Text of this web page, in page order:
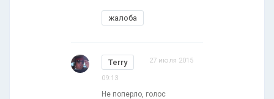
жалоба
Terry 27 июля 2015
09:13
Не поперло, голос